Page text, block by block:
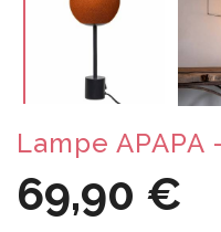
Lampe APAPA
69,90 €